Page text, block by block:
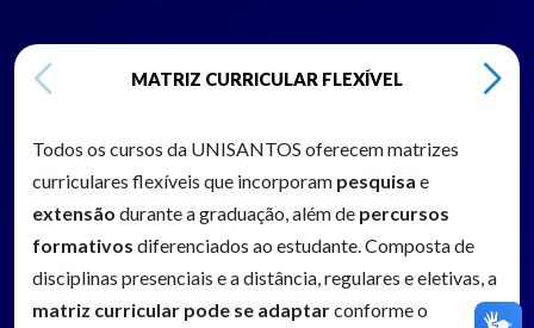
MATRIZ CURRICULAR FLEXÍVEL
Todos os cursos da UNISANTOS oferecem matrizes
curriculares flexíveis que incorporam pesquisa e
extensão durante a graduação, além de percursos
formativos diferenciados ao estudante. Composta de
disciplinas presenciais e a distância, regulares e eletivas, a
matriz curricular pode se adaptarconforme o